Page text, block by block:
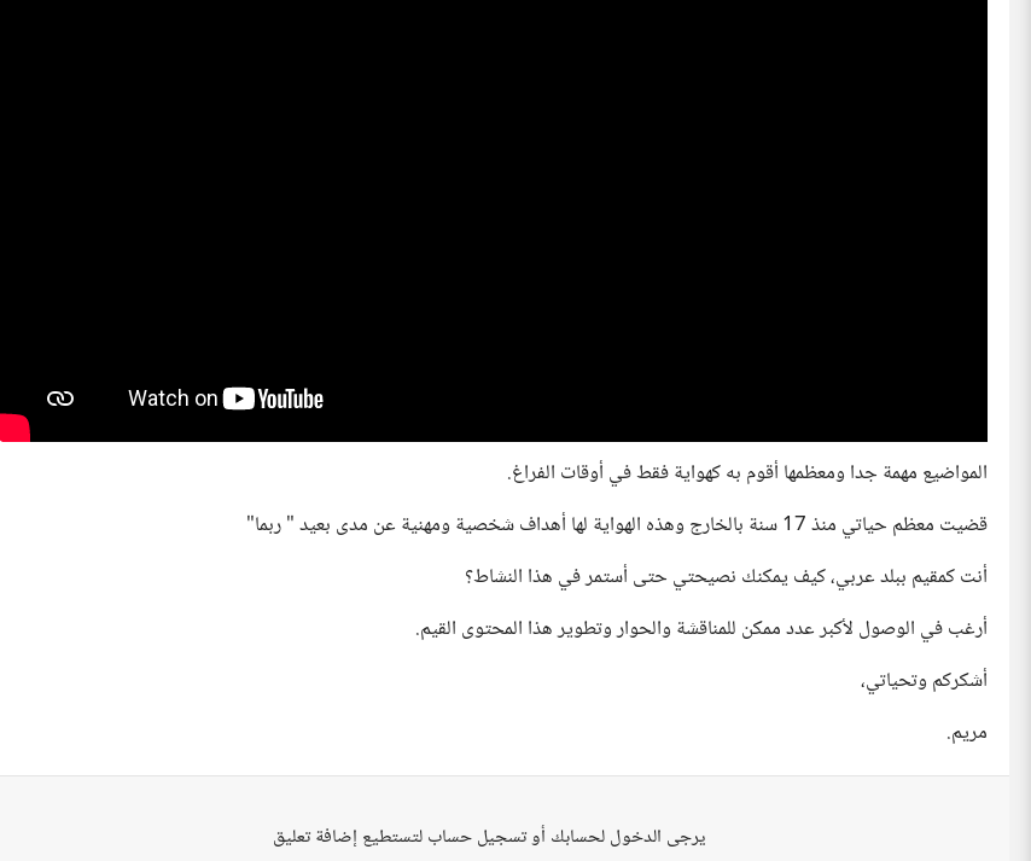
المواضيع مهمة جدا ومعظمها أقوم به كهواية فقط في أوقات الفراغ.
قضيت معظم حياتي منذ 17 سنة بالخارج وهذه الهواية لها أهداف شخصية ومهنية عن مدى بعيد " ربما"
أنت كمقيم ببلد عربي، كيف يمكنك نصيحتي حتى أستمر في هذا النشاط؟
أرغب في الوصول لأكبر عدد ممكن للمناقشة والحوار وتطوير هذا المحتوى القيم.
أشكركم وتحياتي،
مريم.
يرجى الدخول لحسابك أو تسجيل حساب لتستطيع إضافة تعليق